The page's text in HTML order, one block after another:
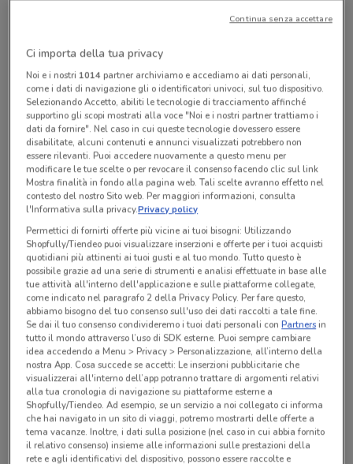
provvedimenti regionali o nazionali. Verifica l’accuratezza
Lunedì n.d.
Martedì n.d.
Mercoledì n.d.
Giovedì n.d.
Venerdì n.d.
Sabato n.d.
Domenica n.d.
CAFFITALY SHOP ROMA TALENTI
Tutte le promozioni di questo negozio
Ci dispiace, al momento non abbiamo pubblicato
volantini nella tua zona. Riprova più tardi.
Ci importa della tua privacy
Noi e i nostri 1014partner archiviamo e accediamo ai dati personali,
come i dati di navigazione gli o identificatori univoci, sul tuo dispositivo.
Selezionando Accetto, abiliti le tecnologie di tracciamento affinché
supportino gli scopi mostrati alla voce "Noi e i nostri partner trattiamo i
dati da fornire". Nel caso in cui queste tecnologie dovessero essere
disabilitate, alcuni contenuti e annunci visualizzati potrebbero non
essere rilevanti. Puoi accedere nuovamente a questo menu per
modificare le tue scelte o per revocare il consenso facendo clic sul link
Mostra finalità in fondo alla pagina web. Tali scelte avranno effetto nel
contesto del nostro Sito web. Per maggiori informazioni, consulta
l'Informativa sulla privacy.Privacy policy
Permettici di fornirti offerte più vicine ai tuoi bisogni: Utilizzando
Shopfully/Tiendeo puoi visualizzare inserzioni e offerte per i tuoi acquisti
quotidiani più attinenti ai tuoi gusti e al tuo mondo. Tutto questo è
possibile grazie ad una serie di strumenti e analisi effettuate in base alle
tue attività all'interno dell'applicazione e sulle piattaforme collegate,
come indicato nel paragrafo 2 della Privacy Policy. Per fare questo,
abbiamo bisogno del tuo consenso sull'uso dei dati raccolti a tale fine.
Se dai il tuo consenso condivideremo i tuoi dati personali conPartnersin
tutto il mondo attraverso l’uso di SDK esterne. Puoi sempre cambiare
idea accedendo a Menu > Privacy > Personalizzazione, all’interno della
nostra App. Cosa succede se accetti: Le inserzioni pubblicitarie che
visualizzerai all'interno dell’app potranno trattare di argomenti relativi
alla tua cronologia di navigazione su piattaforme esterne a
Shopfully/Tiendeo. Ad esempio, se un servizio a noi collegato ci informa
che hai navigato in un sito di viaggi, potremo mostrarti delle offerte a
tema vacanze. Inoltre, i dati sulla posizione (nel caso in cui abbia fornito
il relativo consenso) insieme alle informazioni sulle prestazioni della
rete e agli identificativi del dispositivo, possono essere raccolte e
Continua senza accettare